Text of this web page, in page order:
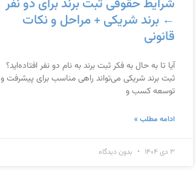
← برند شریکی + مراحل و نکات
قانونی
آیا تا به حال به فکر ثبت برند به نام دو نفر افتاده‌اید؟
ثبت برند شریکی می‌تواند راهی مناسب برای پیشرفت و
توسعه کسب و
ادامه مطلب »
۳ دی ۱۴۰۴ بدون دیدگاه